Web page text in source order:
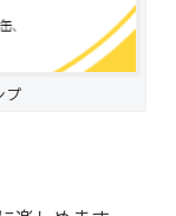
プ